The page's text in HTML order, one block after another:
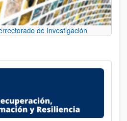
de Investigación